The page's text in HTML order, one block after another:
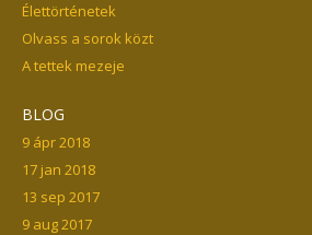
Élettörténetek
Olvass a sorok közt
A tettek mezeje
BLOG
9 ápr 2018
17 jan 2018
13 sep 2017
9 aug 2017